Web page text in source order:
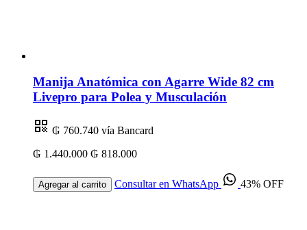
Manija Anatómica con Agarre Wide 82 cm
Livepro para Polea y Musculación
₲ 760.740 vía Bancard
₲ 1.440.000 ₲ 818.000
Agregar al carrito Consultar en WhatsApp 43% OFF